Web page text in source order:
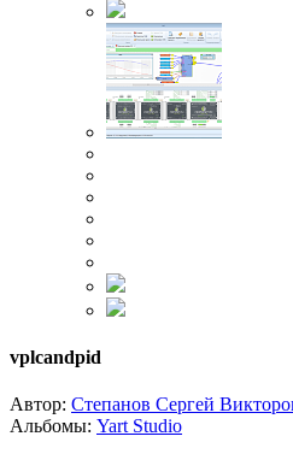
vplcandpid
Автор: Степанов Сергей
Альбомы: Yart Studio